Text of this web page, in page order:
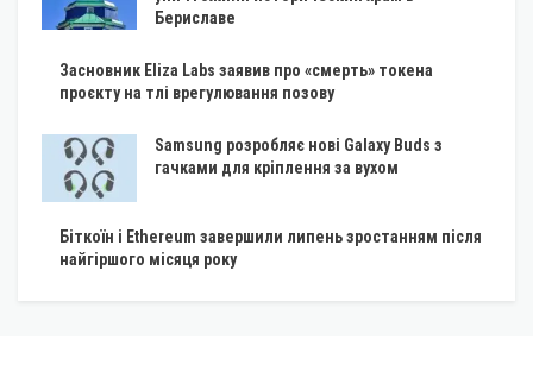
Бериславе
Засновник Eliza Labs заявив про «смерть» токена
проєкту на тлі врегулювання позову
Samsung розробляє нові Galaxy Buds з
гачками для кріплення за вухом
Біткоїн і Ethereum завершили липень зростанням після
найгіршого місяця року